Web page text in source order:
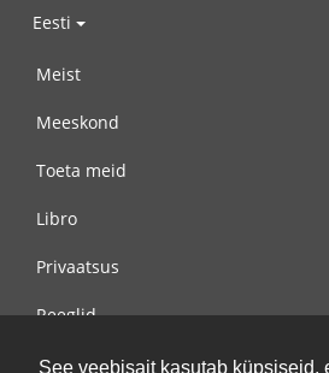
See veebisait kasutab küpsiseid,
Eesti
Meist
Meeskond
Toeta meid
Libro
Privaatsus
Reeglid
Võta meiega ühendust